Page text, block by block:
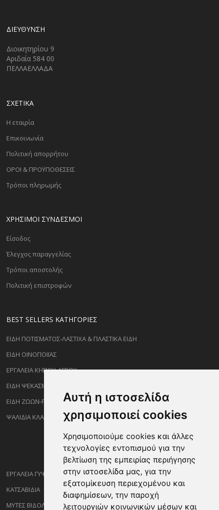
Αυτή η ιστοσελίδα
χρησιμοποιεί cookies
Χρησιμοποιούμε cookies και άλλες
τεχνολογίες εντοπισμού για την
βελτίωση της εμπειρίας περιήγησης
στην ιστοσελίδα μας, για την
εξατομίκευση περιεχομένου και
διαφημίσεων, την παροχή
λειτουργιών κοινωνικών μέσων και
ΔΙΕΎΘΥΝΣΗ
Διοικητηρίου 9
Αριδαία 584 00
ΠΕΛΛΑΕΛΛΑΔΑ
ΣΧΕΤΙΚΑ
Η εταιρία
Επικοινωνία
Πολιτική απορρήτου
ΟΡΟΙ & ΠΡΟΫΠΟΘΕΣΕΙΣ
Τρόποι πληρωμής
ΧΡΗΣΙΜΟΙ ΣΥΝΔΕΣΜΟΙ
Είσοδος
Έλεγχος παραγγελίας
Τρόποι αποστολής
Πολιτική επιστροφών
BEST SELLERS ΚΑΤΗΓΟΡΊΕΣ
ΕΙΔΗ ΠΟΤΙΣΜΑΤΟΣ-ΛΑΣΤΙΧΑ & ΠΛΑΣΤΙΚΑ ΕΙΔΗ
ΕΙΔΗ ΟΙΝΟΠΟΙΪΑΣ
ΕΡΓΑΛΕΙΑ ΚΗΠΟΥ-ΑΓΡΟΥ
ΕΙΔΗ ΨΕΚΑΣΜΟΥ-ΡΑΝΤΙΣΜΑΤΟΣ
ΕΙΔΗ ΖΩΩΝ-PET
ΨΑΛΙΔΙΑ ΚΛΑΔΕΜΑΤΟΣ
ΕΡΓΑΛΕΙΑ ΓΥΨΟΣΑΝΙΔΑΣ
ΚΑΤΣΑΒΙΔΙΑ
ΜΥΤΕΣ ΒΙΔΟΛΟΓΩΝ